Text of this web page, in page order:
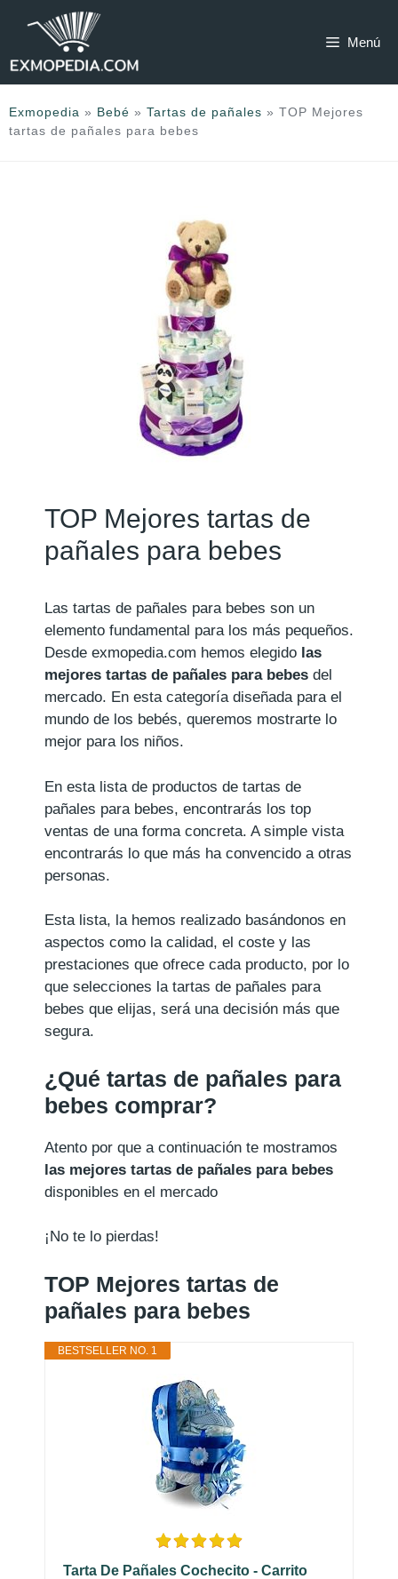
Menú
Exmopedia » Bebé » Tartas de pañales » TOP Mejores
tartas de pañales para bebes
TOP Mejores tartas de
pañales para bebes
Las tartas de pañales para bebes son un
elemento fundamental para los más pequeños.
Desde exmopedia.com hemos elegido las
mejores tartas de pañales para bebes del
mercado. En esta categoría diseñada para el
mundo de los bebés, queremos mostrarte lo
mejor para los niños.
En esta lista de productos de tartas de
pañales para bebes, encontrarás los top
ventas de una forma concreta. A simple vista
encontrarás lo que más ha convencido a otras
personas.
Esta lista, la hemos realizado basándonos en
aspectos como la calidad, el coste y las
prestaciones que ofrece cada producto, por lo
que selecciones la tartas de pañales para
bebes que elijas, será una decisión más que
segura.
¿Qué tartas de pañales para
bebes comprar?
Atento por que a continuación te mostramos
las mejores tartas de pañales para bebes
disponibles en el mercado
¡No te lo pierdas!
TOP Mejores tartas de
pañales para bebes
BESTSELLER NO. 1
Tarta De Pañales Cochecito - Carrito